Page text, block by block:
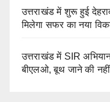
उत्तराखंड में शुरू हुई
मिलेगा सफर का नया
उत्तराखंड में SIR
बीएलओ, बूथ जाने की